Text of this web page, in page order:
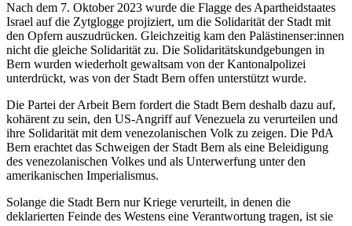
Nach dem 7. Oktober 2023 wurde die Flagge des Apartheidstaates
Israel auf die Zytglogge projiziert, um die Solidarität der Stadt mit
den Opfern auszudrücken. Gleichzeitig kam den Palästinenser:innen
nicht die gleiche Solidarität zu. Die Solidaritätskundgebungen in
Bern wurden wiederholt gewaltsam von der Kantonalpolizei
unterdrückt, was von der Stadt Bern offen unterstützt wurde.
Die Partei der Arbeit Bern fordert die Stadt Bern deshalb dazu auf,
kohärent zu sein, den US-Angriff auf Venezuela zu verurteilen und
ihre Solidarität mit dem venezolanischen Volk zu zeigen. Die PdA
Bern erachtet das Schweigen der Stadt Bern als eine Beleidigung
des venezolanischen Volkes und als Unterwerfung unter den
amerikanischen Imperialismus.
Solange die Stadt Bern nur Kriege verurteilt, in denen die
deklarierten Feinde des Westens eine Verantwortung tragen, ist sie